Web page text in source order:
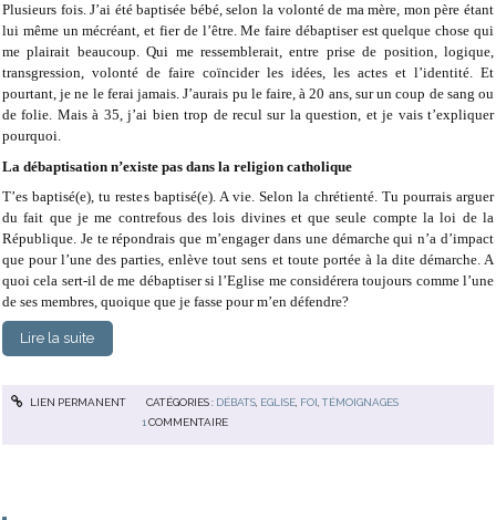
Plusieurs fois. J’ai été baptisée bébé, selon la volonté de ma mère, mon père étant
lui même un mécréant, et fier de l’être. Me faire débaptiser est quelque chose qui
me plairait beaucoup. Qui me ressemblerait, entre prise de position, logique,
transgression, volonté de faire coïncider les idées, les actes et l’identité. Et
pourtant, je ne le ferai jamais. J’aurais pu le faire, à 20 ans, sur un coup de sang ou
de folie. Mais à 35, j’ai bien trop de recul sur la question, et je vais t’expliquer
pourquoi.
La débaptisation n’existe pas dans la religion catholique
T’es baptisé(e), tu restes baptisé(e). A vie. Selon la chrétienté. Tu pourrais arguer
du fait que je me contrefous des lois divines et que seule compte la loi de la
République. Je te répondrais que m’engager dans une démarche qui n’a d’impact
que pour l’une des parties, enlève tout sens et toute portée à la dite démarche. A
quoi cela sert-il de me débaptiser si l’Eglise me considérera toujours comme l’une
de ses membres, quoique que je fasse pour m’en défendre?
Lire la suite
LIEN PERMANENT CATÉGORIES : DÉBATS, EGLISE, FOI ,TÉMOIGNAGES
1 COMMENTAIRE